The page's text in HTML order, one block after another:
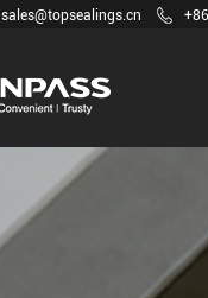
sales@topsealings.cn